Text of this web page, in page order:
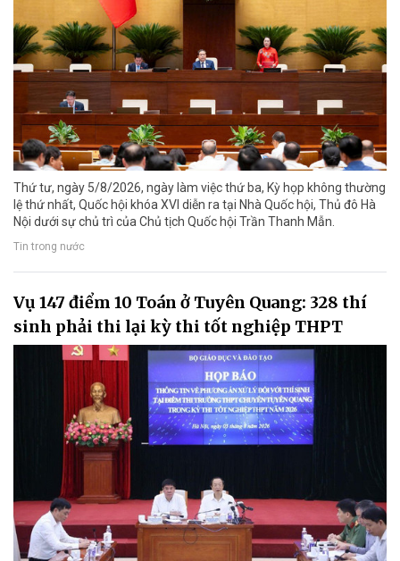
Thứ tư, ngày 5/8/2026, ngày làm việc thứ ba, Kỳ họp không thường
lệ thứ nhất, Quốc hội khóa XVI diễn ra tại Nhà Quốc hội, Thủ đô Hà
Nội dưới sự chủ trì của Chủ tịch Quốc hội Trần Thanh Mẫn.
Tin trong nước
Vụ 147 điểm 10 Toán ở Tuyên Quang: 328 thí
sinh phải thi lại kỳ thi tốt nghiệp THPT